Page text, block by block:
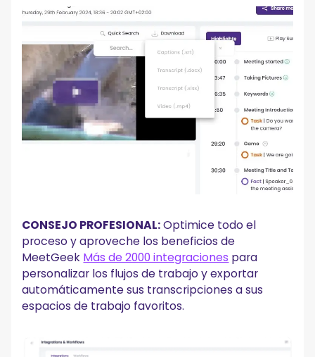
CONSEJO PROFESIONAL:Optimice todo el
proceso y aproveche los beneficios de
MeetGeek Más de 2000 integraciones para
personalizar los flujos de trabajo y exportar
automáticamente sus transcripciones a sus
espacios de trabajo favoritos.